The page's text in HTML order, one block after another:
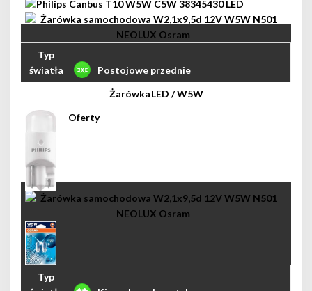
Postojowe przednie
LED / W5W